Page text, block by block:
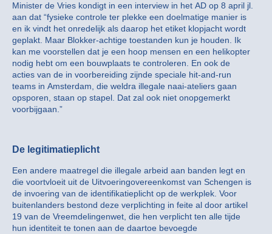
Minister de Vries kondigt in een interview in het AD op 8 april jl.
aan dat “fysieke controle ter plekke een doelmatige manier is
en ik vindt het onredelijk als daarop het etiket klopjacht wordt
geplakt. Maar Blokker-achtige toestanden kun je houden. Ik
kan me voorstellen dat je een hoop mensen en een helikopter
nodig hebt om een bouwplaats te controleren. En ook de
acties van de in voorbereiding zijnde speciale hit-and-run
teams in Amsterdam, die weldra illegale naai-ateliers gaan
opsporen, staan op stapel. Dat zal ook niet onopgemerkt
voorbijgaan.”
De legitimatieplicht
Een andere maatregel die illegale arbeid aan banden legt en
die voortvloeit uit de Uitvoeringovereenkomst van Schengen is
de invoering van de identifikatieplicht op de werkplek. Voor
buitenlanders bestond deze verplichting in feite al door artikel
19 van de Vreemdelingenwet, die hen verplicht ten alle tijde
hun identiteit te tonen aan de daartoe bevoegde